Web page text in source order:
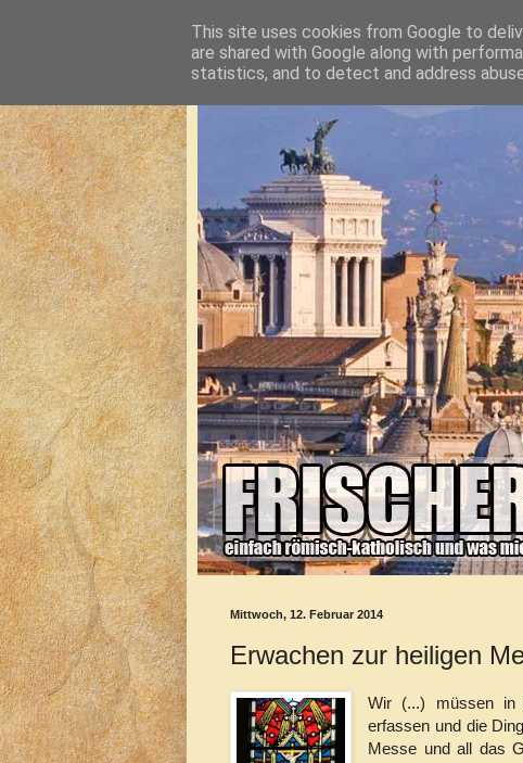
Mittwoch, 12. Februar 2014
Erwachen zur heiligen
Wir (...) müssen in
erfassen und die
Messe und all das
This site uses cookies from Google to
are shared with Google along with
statistics, and to detect and address